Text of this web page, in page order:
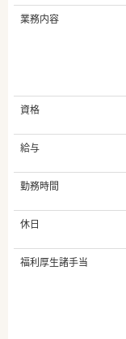
業務内容
資格
給与
勤務時間
休日
福利厚生諸手当